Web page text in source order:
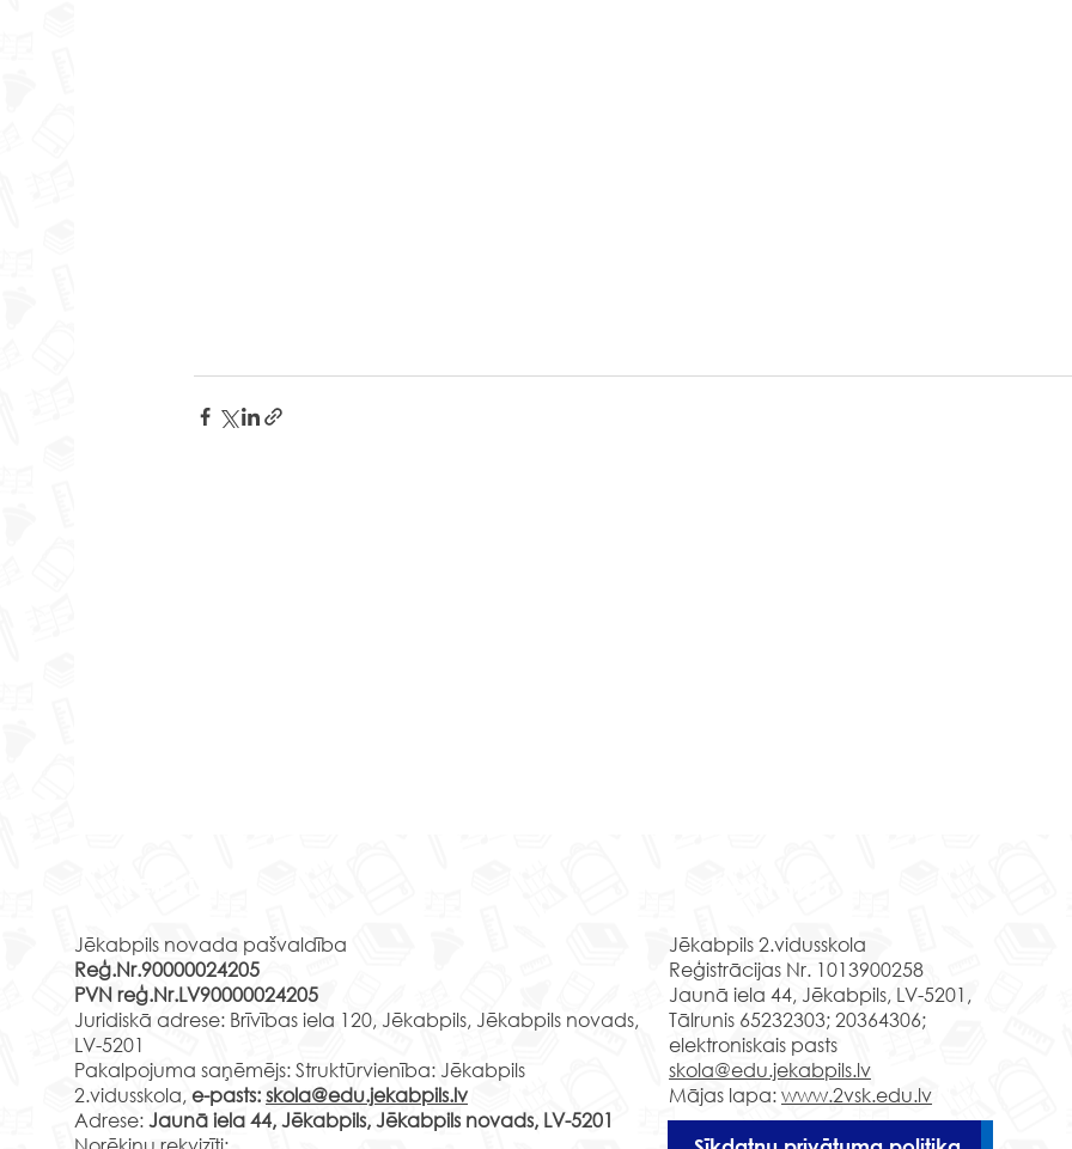
Jēkabpils 2. vidusskolas 8.d
klasē
pamatizglītības programmas
izglītojamajiem bija iespēja
piedalīties attālinātā...
Jēkabpils novada pašvaldība
Reģ.Nr.90000024205
PVN reģ.Nr.LV90000024205
Juridiskā adrese: Brīvības iela 120, Jēkabpils, Jēkabpils novads,
LV-5201
Pakalpojuma saņēmējs: Struktūrvienība: Jēkabpils
2.vidusskola,e-pasts:skola@edu.jekabpils.lv
Adrese:Jaunā iela 44, Jēkabpils, Jēkabpils novads, LV-5201
Jēkabpils 2.vidusskola
Reģistrācijas Nr. 1013900258
Jaunā iela 44, Jēkabpils, LV-5201,
Tālrunis 65232303; 20364306;
elektroniskais pasts
skola@edu.jekabpils.lv
Mājas lapa:www.2vsk.edu.lv